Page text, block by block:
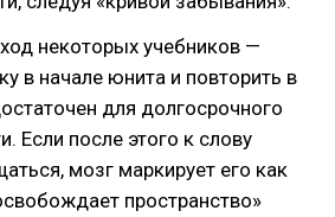
некоторых учебников —
в начале юнита и повторить в
для долгосрочного
Если после этого к слову
мозг маркирует его как
пространство»